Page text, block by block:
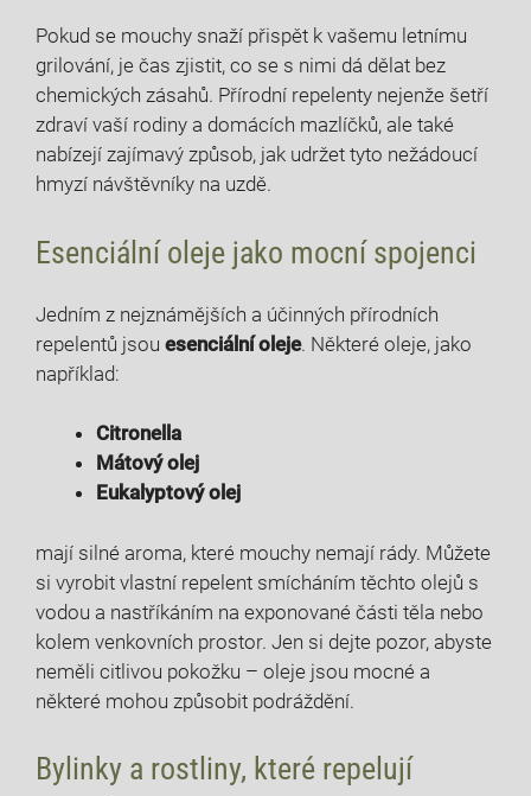
Pokud se mouchy snaží přispět k vašemu letnímu
grilování, je čas zjistit, co se s nimi dá dělat bez
chemických zásahů. Přírodní repelenty nejenže šetří
zdraví vaší rodiny a domácích mazlíčků, ale také
nabízejí zajímavý způsob, jak udržet tyto nežádoucí
hmyzí návštěvníky na uzdě.
Esenciální oleje jako mocní spojenci
Jedním z nejznámějších a účinných přírodních
repelentů jsou esenciální oleje. Některé oleje, jako
například:
Citronella
Mátový olej
Eukalyptový olej
mají silné aroma, které mouchy nemají rády. Můžete
si vyrobit vlastní repelent smícháním těchto olejů s
vodou a nastříkáním na exponované části těla nebo
kolem venkovních prostor. Jen si dejte pozor, abyste
neměli citlivou pokožku – oleje jsou mocné a
některé mohou způsobit podráždění.
Bylinky a rostliny, které repelují